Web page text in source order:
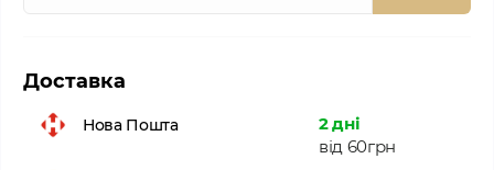
Доставка
Нова Пошта
2 дні
від 60грн